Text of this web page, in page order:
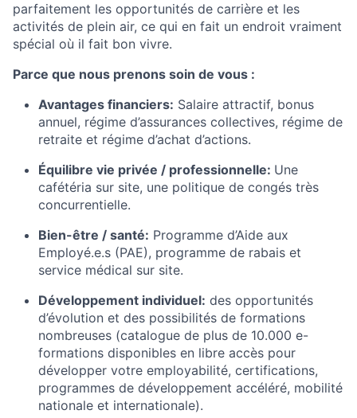
parfaitement les opportunités de carrière et les
activités de plein air, ce qui en fait un endroit vraiment
spécial où il fait bon vivre.
Parce que nous prenons soin de vous :
Avantages financiers: Salaire attractif, bonus
annuel, régime d’assurances collectives, régime de
retraite et régime d’achat d’actions.
Équilibre vie privée / professionnelle: Une
cafétéria sur site, une politique de congés très
concurrentielle.
Bien-être / santé: Programme d’Aide aux
Employé.e.s (PAE), programme de rabais et
service médical sur site.
Développement individuel: des opportunités
d’évolution et des possibilités de formations
nombreuses (catalogue de plus de 10.000 e-
formations disponibles en libre accès pour
développer votre employabilité, certifications,
programmes de développement accéléré, mobilité
nationale et internationale).